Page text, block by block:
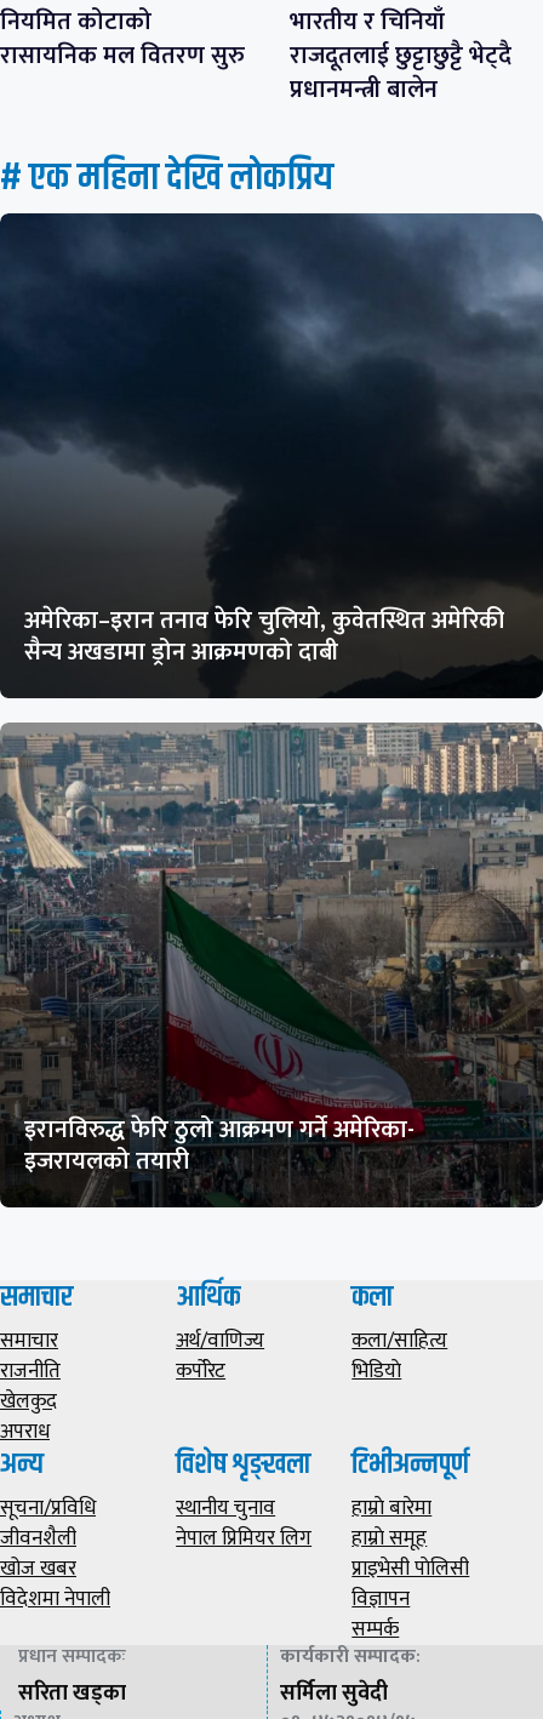
नियमित कोटाको
रासायनिक मल वितरण सुरु
भारतीय र चिनियाँ
राजदूतलाई छुट्टाछुट्टै भेट्दै
प्रधानमन्त्री बालेन
# एक महिना देखि लाेकप्रिय
अमेरिका–इरान तनाव फेरि चुलियो, कुवेतस्थित अमेरिकी
सैन्य अखडामा ड्रोन आक्रमणको दाबी
इरानविरुद्ध फेरि ठुलो आक्रमण गर्ने अमेरिका-
इजरायलको तयारी
समाचार
समाचार
राजनीति
खेलकुद
अपराध
आर्थिक
अर्थ/वाणिज्य
कर्पोरेट
कला
कला/साहित्य
भिडियाे
अन्य
सूचना/प्रविधि
जीवनशैली
खोज खबर
विदेशमा नेपाली
विशेष शृङ्खला
स्थानीय चुनाव
नेपाल प्रिमियर लिग
टिभीअन्नपूर्ण
हाम्राे बारेमा
हाम्राे समूह
प्राइभेसी पाेलिसी
विज्ञापन
सम्पर्क
प्रधान सम्पादकः
सरिता खड्का
कार्यकारी सम्पादक:
सर्मिला सुवेदी